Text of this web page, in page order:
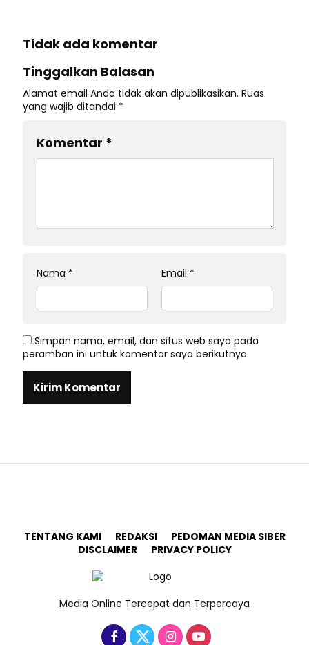
Tidak ada komentar
Tinggalkan Balasan
Alamat email Anda tidak akan dipublikasikan. Ruas
yang wajib ditandai *
Komentar *
Nama * Email *
Simpan nama, email, dan situs web saya pada
peramban ini untuk komentar saya berikutnya.
TENTANG KAMI REDAKSI
PEDOMAN MEDIA SIBER
DISCLAIMER
PRIVACY POLICY
Media Online Tercepat dan Terpercaya